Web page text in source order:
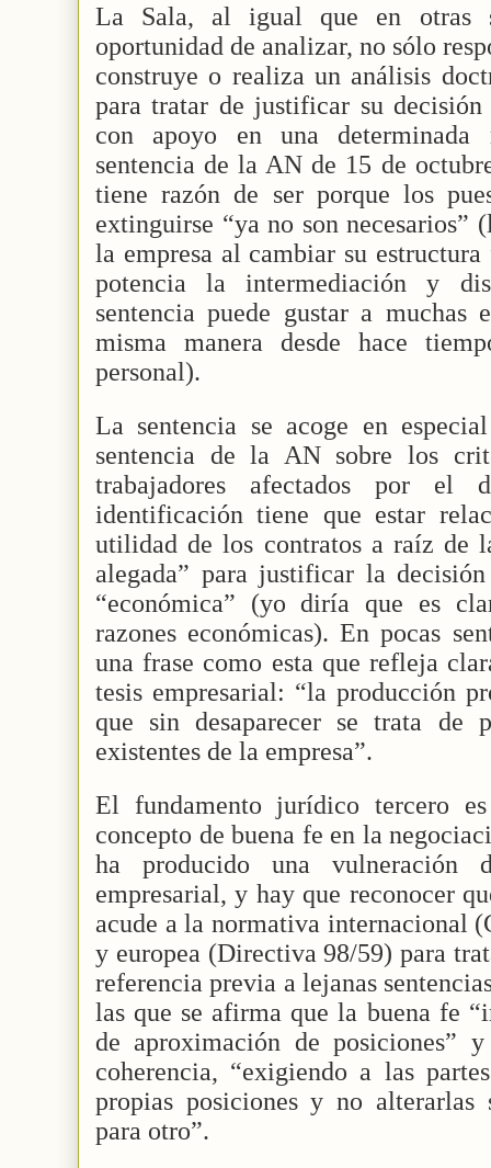
La Sala, al igual que en otras
oportunidad de analizar, no sólo
construye o realiza un análisis
para tratar de justificar su
con apoyo en una determinada
sentencia de la AN de 15 de
tiene razón de ser porque los
extinguirse “ya no son necesarios”
la empresa al cambiar su
potencia la intermediación y
sentencia puede gustar a muchas
misma manera desde hace
personal).
La sentencia se acoge en
sentencia de la AN sobre los
trabajadores afectados por el
identificación tiene que estar
utilidad de los contratos a raíz de
alegada” para justificar la
“económica” (yo diría que es
razones económicas). En pocas
una frase como esta que refleja
tesis empresarial: “la producción
que sin desaparecer se trata de
existentes de la empresa”.
El fundamento jurídico tercero
concepto de buena fe en la
ha producido una
empresarial, y hay que reconocer
acude a la normativa internacional
y europea (Directiva 98/59) para
referencia previa a lejanas
las que se afirma que la buena fe
de aproximación de posiciones”
coherencia, “exigiendo a las
propias posiciones y no alterarlas
para otro”.